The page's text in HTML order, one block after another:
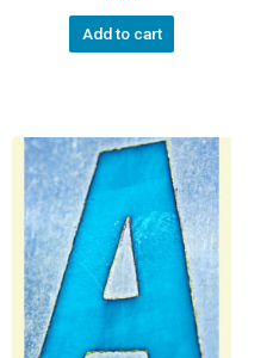
Add to cart